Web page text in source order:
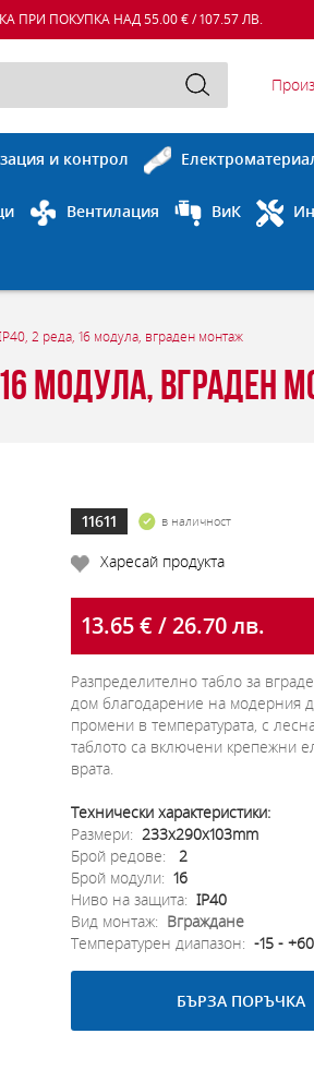
ПРИ ПОКУПКА НАД 55.00 € / 107.57 ЛВ.
и контрол
Вентилация ВиК
2 реда, 16 модула, вграден монтаж
модула, вграден
11611 в наличност
Харесай продукта
13.65 € / 26.70 лв.
Разпределително табло за
дом благодарение на модерния
промени в температурата, с
таблото са включени крепежни
врата.
Технически характеристики:
Размери: 233x290x103mm
Брой редове:
2
Брой модули: 16
Ниво на защита: IP40
Вид монтаж: Вграждане
Температурен диапазон: -15 -
БЪРЗА ПОРЪЧКА